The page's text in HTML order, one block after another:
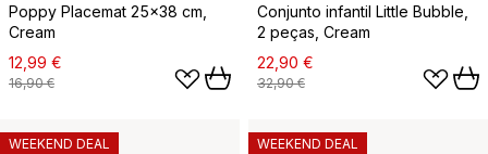
Poppy Placemat 25x38 cm,
Cream
12,99 €
16,90 €
Conjunto infantil Little Bubble,
2 peças, Cream
22,90 €
32,90 €
WEEKEND DEAL
WEEKEND DEAL